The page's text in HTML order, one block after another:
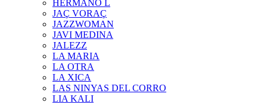
HERMANO L
JAÇ VORAÇ
JAZZWOMAN
JAVI MEDINA
JALEZZ
LA MARIA
LA OTRA
LA XICA
LAS NINYAS DEL CORRO
LIA KALI